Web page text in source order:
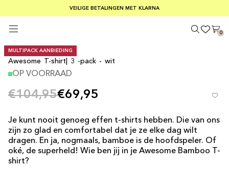
KOOP 3 ONDERGOEDPRODUCTEN EN KRIJG DE GOEDKOOPSTE GRATIS
GRATIS VERZENDING BIJ BESTELLINGEN BOVEN €75
VEILIGE BETALINGEN MET KLARNA
0
MULTIPACK AANBIEDING
Awesome T-shirt| 3 -pack - wit
OP VOORRAAD
€104,95€69,95
Je kunt nooit genoeg effen t-shirts hebben. Die van ons
zijn zo glad en comfortabel dat je ze elke dag wilt
dragen. En ja, nogmaals, bamboe is de hoofdspeler. Of
oké, de superheld! Wie ben jij in je Awesome Bamboo T-
shirt?